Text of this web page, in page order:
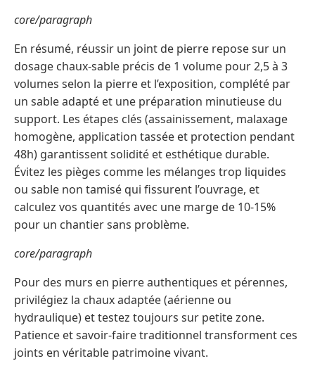
core/paragraph
En résumé, réussir un joint de pierre repose sur un
dosage chaux-sable précis de 1 volume pour 2,5 à 3
volumes selon la pierre et l’exposition, complété par
un sable adapté et une préparation minutieuse du
support. Les étapes clés (assainissement, malaxage
homogène, application tassée et protection pendant
48h) garantissent solidité et esthétique durable.
Évitez les pièges comme les mélanges trop liquides
ou sable non tamisé qui fissurent l’ouvrage, et
calculez vos quantités avec une marge de 10-15%
pour un chantier sans problème.
core/paragraph
Pour des murs en pierre authentiques et pérennes,
privilégiez la chaux adaptée (aérienne ou
hydraulique) et testez toujours sur petite zone.
Patience et savoir-faire traditionnel transforment ces
joints en véritable patrimoine vivant.